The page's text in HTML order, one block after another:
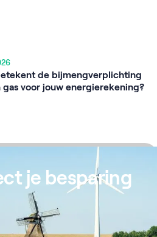
de bijmengverplichting
gas voor jouw energierekening?
je besparing